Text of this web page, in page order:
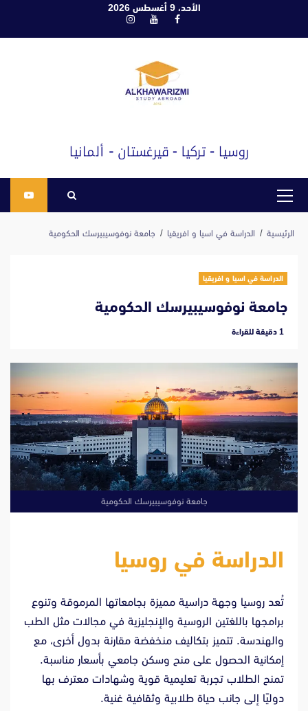
الأحد، 9 أغسطس 2026
فيسبوكيوتيوبانستغرام
القائمة
الرئيسية الدراسة في اسيا و افريقيا جامعة نوفوسيبيرسك الحكومية
الدراسة في اسيا و افريقيا
جامعة نوفوسيبيرسك الحكومية
‫1 دقيقة للقراءة
جامعة نوفوسيبيرسك الحكومية
الدراسة في روسيا
تُعد روسيا وجهة دراسية مميزة بجامعاتها المرموقة وتنوع
برامجها باللغتين الروسية والإنجليزية في مجالات مثل الطب
والهندسة. تتميز بتكاليف منخفضة مقارنة بدول أخرى، مع
إمكانية الحصول على منح وسكن جامعي بأسعار مناسبة.
تمنح الطلاب تجربة تعليمية قوية وشهادات معترف بها
دوليًا إلى جانب حياة طلابية وثقافية غنية.